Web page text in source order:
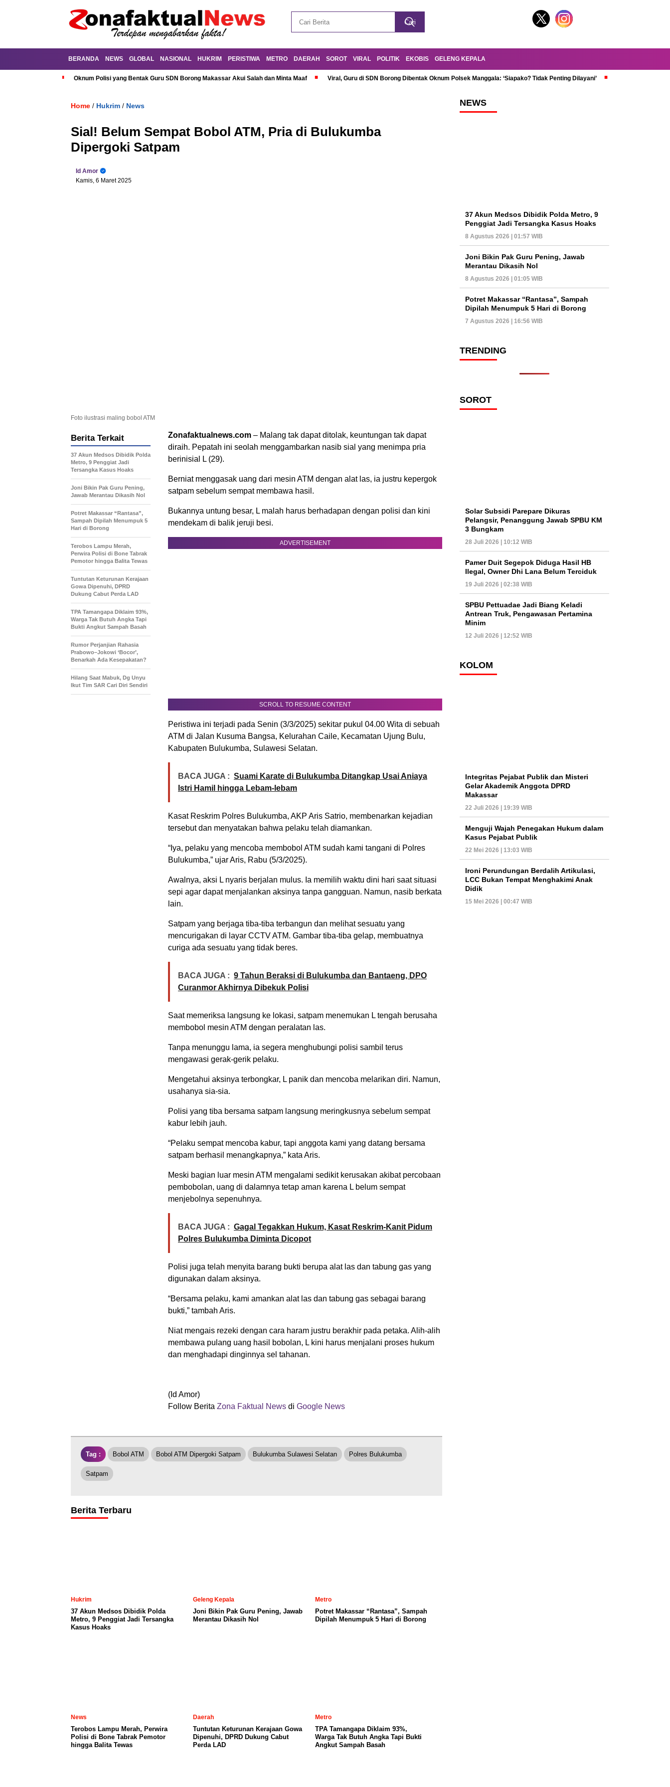
BERANDA NEWS GLOBAL NASIONAL HUKRIM PERISTIWA METRO DAERAH SOROT VIRAL POLITIK EKOBIS GELENG KEPALA
Oknum Polisi yang Bentak Guru SDN Borong Makassar Akui Salah dan Minta Maaf Viral, Guru di SDN Borong Dibentak Oknum Polsek Manggala: ‘Siapako? Tidak Penting Dilayani’
Home / Hukrim / News
Sial! Belum Sempat Bobol ATM, Pria di Bulukumba
Dipergoki Satpam
Id Amor
Kamis, 6 Maret 2025
Foto ilustrasi maling bobol ATM
Zonafaktualnews.com – Malang tak dapat ditolak, keuntungan tak dapat
diraih. Pepatah ini seolah menggambarkan nasib sial yang menimpa pria
berinisial L (29).
Berniat menggasak uang dari mesin ATM dengan alat las, ia justru kepergok
satpam sebelum sempat membawa hasil.
Bukannya untung besar, L malah harus berhadapan dengan polisi dan kini
mendekam di balik jeruji besi.
ADVERTISEMENT
SCROLL TO RESUME CONTENT
Peristiwa ini terjadi pada Senin (3/3/2025) sekitar pukul 04.00 Wita di sebuah
ATM di Jalan Kusuma Bangsa, Kelurahan Caile, Kecamatan Ujung Bulu,
Kabupaten Bulukumba, Sulawesi Selatan.
BACA JUGA : Suami Karate di Bulukumba Ditangkap Usai Aniaya
Istri Hamil hingga Lebam-lebam
Kasat Reskrim Polres Bulukumba, AKP Aris Satrio, membenarkan kejadian
tersebut dan menyatakan bahwa pelaku telah diamankan.
“Iya, pelaku yang mencoba membobol ATM sudah kami tangani di Polres
Bulukumba,” ujar Aris, Rabu (5/3/2025).
Awalnya, aksi L nyaris berjalan mulus. Ia memilih waktu dini hari saat situasi
sepi agar dapat menjalankan aksinya tanpa gangguan. Namun, nasib berkata
lain.
Satpam yang berjaga tiba-tiba terbangun dan melihat sesuatu yang
mencurigakan di layar CCTV ATM. Gambar tiba-tiba gelap, membuatnya
curiga ada sesuatu yang tidak beres.
BACA JUGA : 9 Tahun Beraksi di Bulukumba dan Bantaeng, DPO
Curanmor Akhirnya Dibekuk Polisi
Saat memeriksa langsung ke lokasi, satpam menemukan L tengah berusaha
membobol mesin ATM dengan peralatan las.
Tanpa menunggu lama, ia segera menghubungi polisi sambil terus
mengawasi gerak-gerik pelaku.
Mengetahui aksinya terbongkar, L panik dan mencoba melarikan diri. Namun,
usahanya sia-sia.
Polisi yang tiba bersama satpam langsung meringkusnya sebelum sempat
kabur lebih jauh.
“Pelaku sempat mencoba kabur, tapi anggota kami yang datang bersama
satpam berhasil menangkapnya,” kata Aris.
Meski bagian luar mesin ATM mengalami sedikit kerusakan akibat percobaan
pembobolan, uang di dalamnya tetap aman karena L belum sempat
menjebolnya sepenuhnya.
BACA JUGA : Gagal Tegakkan Hukum, Kasat Reskrim-Kanit Pidum
Polres Bulukumba Diminta Dicopot
Polisi juga telah menyita barang bukti berupa alat las dan tabung gas yang
digunakan dalam aksinya.
“Bersama pelaku, kami amankan alat las dan tabung gas sebagai barang
bukti,” tambah Aris.
Niat mengais rezeki dengan cara haram justru berakhir pada petaka. Alih-alih
membawa pulang uang hasil bobolan, L kini harus menjalani proses hukum
dan menghadapi dinginnya sel tahanan.
(Id Amor)
Follow Berita Zona Faktual News di Google News
Berita Terkait
37 Akun Medsos Dibidik Polda
Metro, 9 Penggiat Jadi
Tersangka Kasus Hoaks
Joni Bikin Pak Guru Pening,
Jawab Merantau Dikasih Nol
Potret Makassar “Rantasa”,
Sampah Dipilah Menumpuk 5
Hari di Borong
Terobos Lampu Merah,
Perwira Polisi di Bone Tabrak
Pemotor hingga Balita Tewas
Tuntutan Keturunan Kerajaan
Gowa Dipenuhi, DPRD
Dukung Cabut Perda LAD
TPA Tamangapa Diklaim 93%,
Warga Tak Butuh Angka Tapi
Bukti Angkut Sampah Basah
Rumor Perjanjian Rahasia
Prabowo–Jokowi ‘Bocor’,
Benarkah Ada Kesepakatan?
Hilang Saat Mabuk, Dg Unyu
Ikut Tim SAR Cari Diri Sendiri
Tag : Bobol ATM Bobol ATM Dipergoki Satpam Bulukumba Sulawesi Selatan Polres Bulukumba
Satpam
Berita Terbaru
Hukrim
37 Akun Medsos Dibidik Polda
Metro, 9 Penggiat Jadi Tersangka
Kasus Hoaks
Geleng Kepala
Joni Bikin Pak Guru Pening, Jawab
Merantau Dikasih Nol
Metro
Potret Makassar “Rantasa”, Sampah
Dipilah Menumpuk 5 Hari di Borong
News
Terobos Lampu Merah, Perwira
Polisi di Bone Tabrak Pemotor
hingga Balita Tewas
Daerah
Tuntutan Keturunan Kerajaan Gowa
Dipenuhi, DPRD Dukung Cabut
Perda LAD
Metro
TPA Tamangapa Diklaim 93%,
Warga Tak Butuh Angka Tapi Bukti
Angkut Sampah Basah
NEWS
37 Akun Medsos Dibidik Polda Metro, 9
Penggiat Jadi Tersangka Kasus Hoaks
8 Agustus 2026 | 01:57 WIB
Joni Bikin Pak Guru Pening, Jawab
Merantau Dikasih Nol
8 Agustus 2026 | 01:05 WIB
Potret Makassar “Rantasa”, Sampah
Dipilah Menumpuk 5 Hari di Borong
7 Agustus 2026 | 16:56 WIB
TRENDING
SOROT
Solar Subsidi Parepare Dikuras
Pelangsir, Penanggung Jawab SPBU KM
3 Bungkam
28 Juli 2026 | 10:12 WIB
Pamer Duit Segepok Diduga Hasil HB
Ilegal, Owner Dhi Lana Belum Terciduk
19 Juli 2026 | 02:38 WIB
SPBU Pettuadae Jadi Biang Keladi
Antrean Truk, Pengawasan Pertamina
Minim
12 Juli 2026 | 12:52 WIB
KOLOM
Integritas Pejabat Publik dan Misteri
Gelar Akademik Anggota DPRD
Makassar
22 Juli 2026 | 19:39 WIB
Menguji Wajah Penegakan Hukum dalam
Kasus Pejabat Publik
22 Mei 2026 | 13:03 WIB
Ironi Perundungan Berdalih Artikulasi,
LCC Bukan Tempat Menghakimi Anak
Didik
15 Mei 2026 | 00:47 WIB